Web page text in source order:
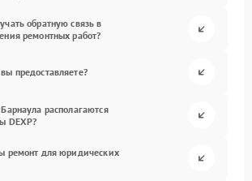
обратную связь в
ремонтных работ?
предоставляете?
располагаются
DEXP?
ремонт для юридических